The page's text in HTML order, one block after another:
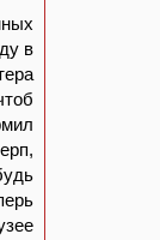
в